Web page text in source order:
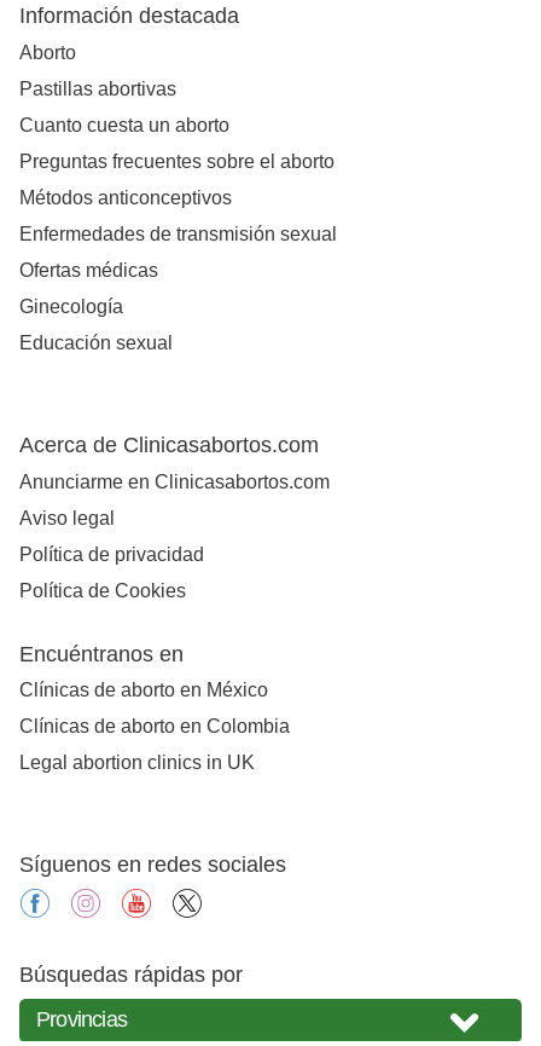
Información destacada
Aborto
Pastillas abortivas
Cuanto cuesta un aborto
Preguntas frecuentes sobre el aborto
Métodos anticonceptivos
Enfermedades de transmisión sexual
Ofertas médicas
Ginecología
Educación sexual
Acerca de Clinicasabortos.com
Anunciarme en Clinicasabortos.com
Aviso legal
Política de privacidad
Política de Cookies
Encuéntranos en
Clínicas de aborto en México
Clínicas de aborto en Colombia
Legal abortion clinics in UK
Síguenos en redes sociales
facebookinstagramyoutube
Búsquedas rápidas por